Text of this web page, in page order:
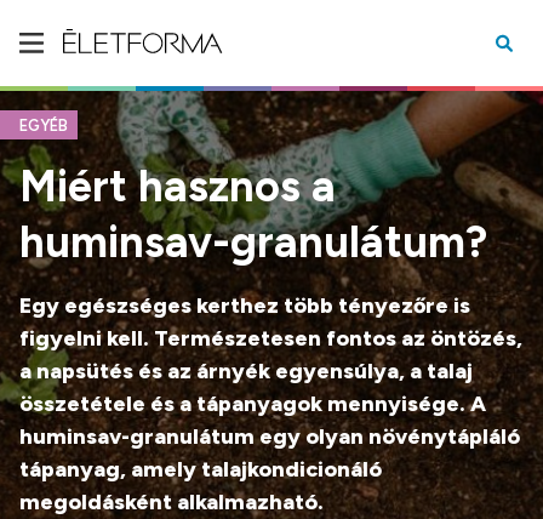
EGYÉB
Miért hasznos a
huminsav-granulátum?
Egy egészséges kerthez több tényezőre is
figyelni kell. Természetesen fontos az öntözés,
a napsütés és az árnyék egyensúlya, a talaj
összetétele és a tápanyagok mennyisége. A
huminsav-granulátum egy olyan növénytápláló
tápanyag, amely talajkondicionáló
megoldásként alkalmazható.